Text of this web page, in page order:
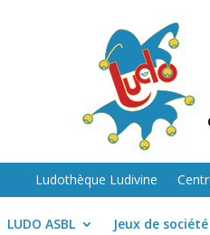
Ludothèque Ludivine
LUDO ASBL Jeux de société